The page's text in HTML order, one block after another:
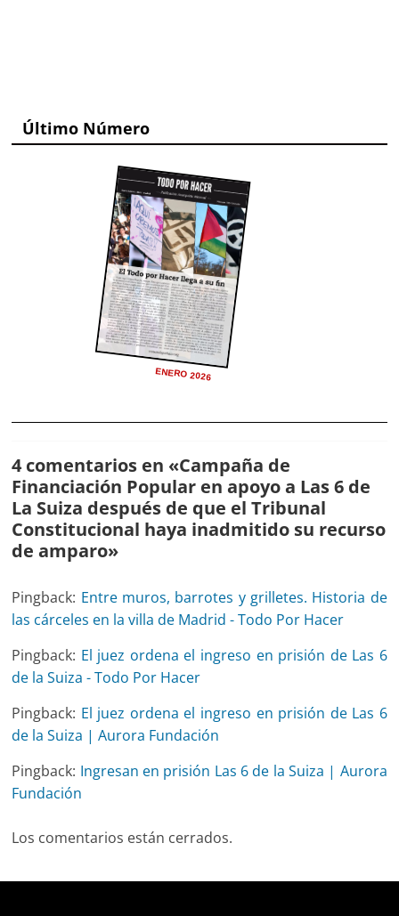
Último Número
ENERO 2026
4 comentarios en «Campaña de
Financiación Popular en apoyo a Las 6 de
La Suiza después de que el Tribunal
Constitucional haya inadmitido su recurso
de amparo»
Pingback: Entre muros, barrotes y grilletes. Historia de
las cárceles en la villa de Madrid - Todo Por Hacer
Pingback: El juez ordena el ingreso en prisión de Las 6
de la Suiza - Todo Por Hacer
Pingback: El juez ordena el ingreso en prisión de Las 6
de la Suiza | Aurora Fundación
Pingback: Ingresan en prisión Las 6 de la Suiza | Aurora
Fundación
Los comentarios están cerrados.